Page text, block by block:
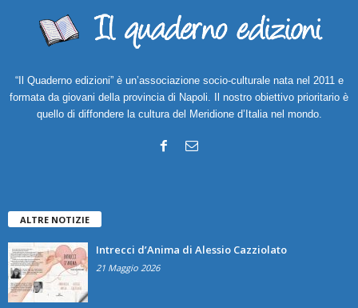
“Il Quaderno edizioni” è un’associazione socio-culturale nata nel 2011 e
formata da giovani della provincia di Napoli. Il nostro obiettivo prioritario è
quello di diffondere la cultura del Meridione d’Italia nel mondo.
ALTRE NOTIZIE
Intrecci d’Anima di Alessio Cazziolato
21 Maggio 2026